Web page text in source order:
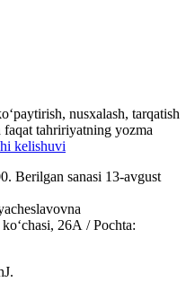
nusxalash, tarqatish
faqat tahririyatning yozma
kelishuvi
Berilgan sanasi 13-avgust
26А / Pochta: